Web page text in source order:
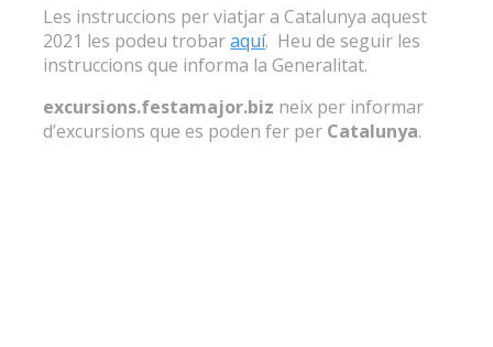
Les instruccions per viatjar a Catalunya aquest
2021 les podeu trobaraquí. Heu de seguir les
instruccions que informa la Generalitat.
excursions.festamajor.biz neix per informar
d’excursions que es poden fer per Catalunya.